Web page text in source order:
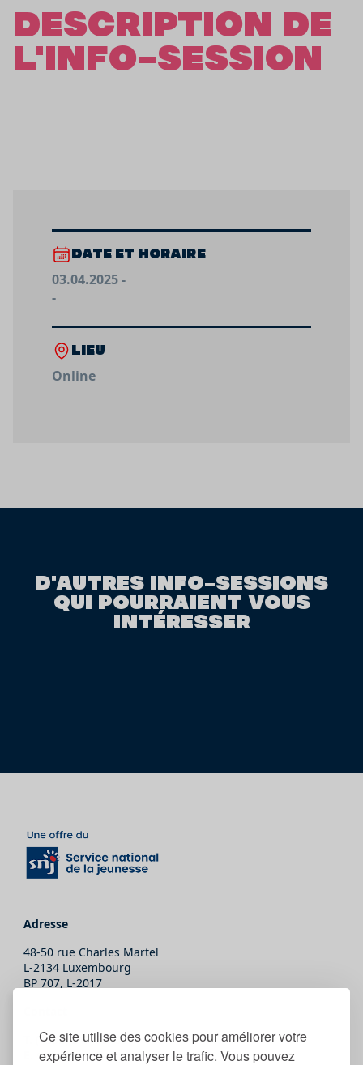
Ce site utilise des cookies pour améliorer votre
expérience et analyser le trafic. Vous pouvez
DESCRIPTION DE
L'INFO-SESSION
DATE ET HORAIRE
03.04.2025 -
-
LIEU
Online
D'AUTRES INFO-SESSIONS
QUI POURRAIENT VOUS
INTÉRESSER
Adresse
48-50 rue Charles Martel
L-2134 Luxembourg
BP 707, L-2017
(+352) 247-86465
secretariat@snj.lu